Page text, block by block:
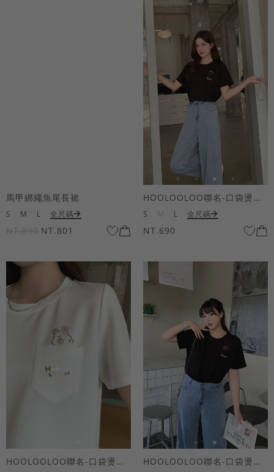
馬甲綁繩魚尾長裙
S M L 全尺碼
NT.890 NT.801
HOOLOOLOO聯名-口袋燙金KUKU熊短袖上衣
S L 全尺碼
NT.690
HOOLOOLOO聯名-口袋燙金KUKU熊短袖上衣 HOOLOOLOO聯名-口袋燙金KUKU熊短袖上衣